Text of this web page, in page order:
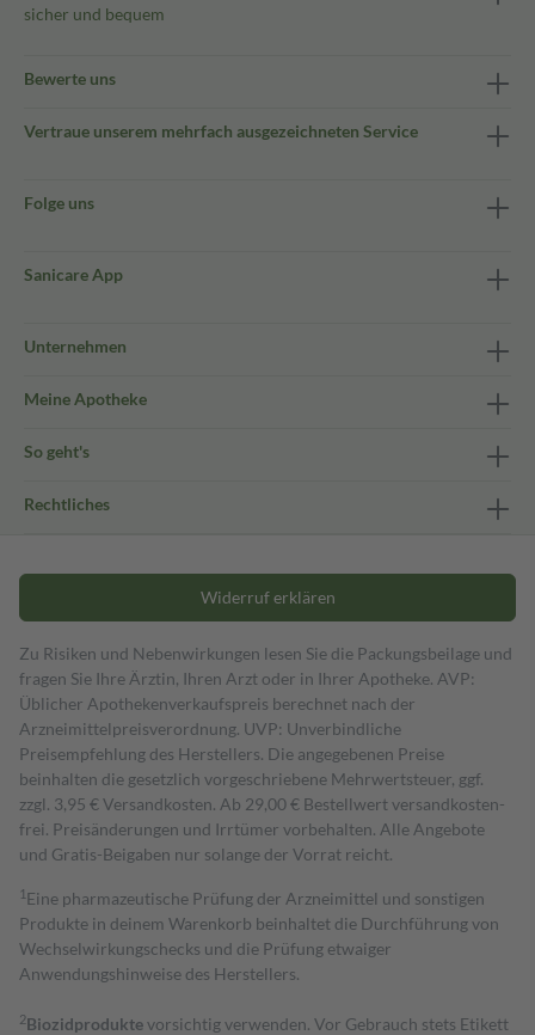
sicher und bequem
Bewerte uns
Vertraue unserem mehrfach ausgezeichneten Service
Folge uns
Sanicare App
Unternehmen
Meine Apotheke
So geht's
Rechtliches
Widerruf erklären
Zu Risiken und Nebenwirkungen lesen Sie die Packungsbeilage und
fragen Sie Ihre Ärztin, Ihren Arzt oder in Ihrer Apotheke. AVP:
Üblicher Apothekenverkaufspreis berechnet nach der
Arzneimittelpreisverordnung. UVP: Unverbindliche
Preisempfehlung des Herstellers. Die angegebenen Preise
beinhalten die gesetzlich vorgeschriebene Mehrwertsteuer, ggf.
zzgl. 3,95 € Versandkosten. Ab 29,00 € Bestell­wert versand­kosten­
frei. Preisänderungen und Irrtümer vorbehalten. Alle Angebote
und Gratis-Beigaben nur solange der Vorrat reicht.
1 Eine pharmazeutische Prüfung der Arzneimittel und sonstigen
Produkte in deinem Warenkorb beinhaltet die Durchführung von
Wechselwirkungschecks und die Prüfung etwaiger
Anwendungshinweise des Herstellers.
2Biozidproduktevorsichtig verwenden. Vor Gebrauch stets Etikett